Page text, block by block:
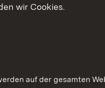
wir Cookies.
auf der gesamten